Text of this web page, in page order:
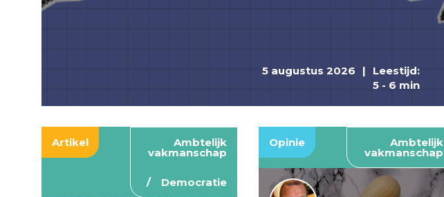
5 augustus 2026 |
Leestijd:
5 - 6 min
Artikel Ambtelijk
vakmanschap
Democratie
Opinie Ambtelijk
vakmanschap